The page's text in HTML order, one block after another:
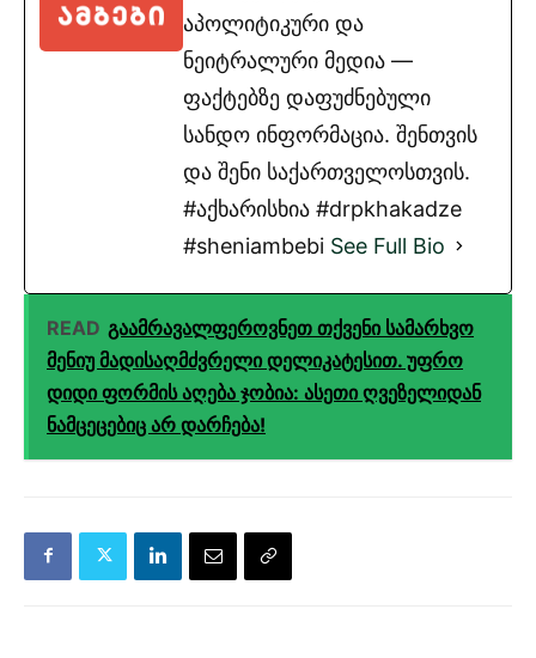
აპოლიტიკური და
ნეიტრალური მედია —
ფაქტებზე დაფუძნებული
სანდო ინფორმაცია. შენთვის
და შენი საქართველოსთვის.
#აქხარისხია #drpkhakadze
#sheniambebi See Full Bio
READ გაამრავალფეროვნეთ თქვენი სამარხვო
მენიუ მადისაღმძვრელი დელიკატესით. უფრო
დიდი ფორმის აღება ჯობია: ასეთი ღვეზელიდან
ნამცეცებიც არ დარჩება!